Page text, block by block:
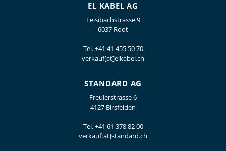
EL KABEL AG
Leisibachstrasse 9
6037 Root
Tel.+41 41 455 50 70
verkauf[at]elkabel.ch
STANDARD AG
Freulerstrasse 6
4127 Birsfelden
Tel.+41 61 378 82 00
verkauf[at]standard.ch